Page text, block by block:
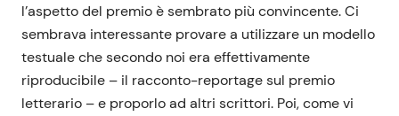
l’aspetto del premio è sembrato più convincente. Ci
sembrava interessante provare a utilizzare un modello
testuale che secondo noi era effettivamente
riproducibile – il racconto-reportage sul premio
letterario – e proporlo ad altri scrittori. Poi, come vi